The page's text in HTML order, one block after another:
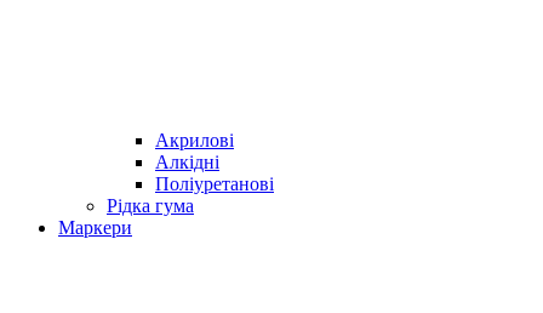
Акрилові
Алкідні
Поліуретанові
Рідка гума
Маркери